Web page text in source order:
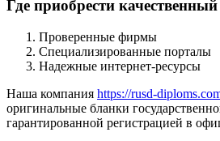
Где приобрести
Проверенные фирмы
Специализированные порталы
Надежные интернет-ресурсы
Наша компания https://rusd-
оригинальные бланки
гарантированной регистрацией в